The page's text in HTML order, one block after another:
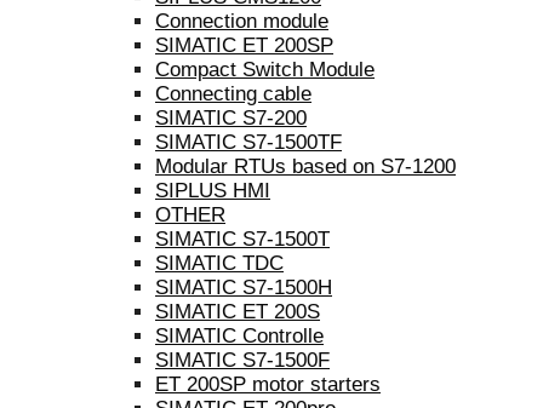
Connection module
SIMATIC ET 200SP
Compact Switch Module
Connecting cable
SIMATIC S7-200
SIMATIC S7-1500TF
Modular RTUs based on S7-1200
SIPLUS HMI
OTHER
SIMATIC S7-1500T
SIMATIC TDC
SIMATIC S7-1500H
SIMATIC ET 200S
SIMATIC Controlle
SIMATIC S7-1500F
ET 200SP motor starters